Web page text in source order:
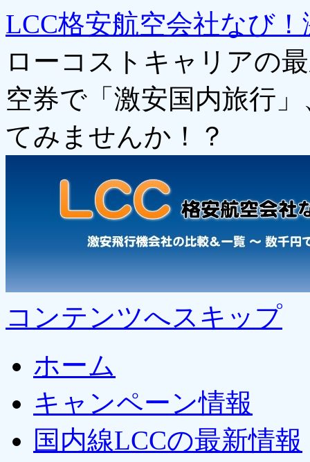
LCC格安航空会社なび
ローコストキャリアの
空券で「激安国内旅行
てみませんか！？
コンテンツへスキップ
ホーム
キャンペーン情報
国内線LCCの最新情報